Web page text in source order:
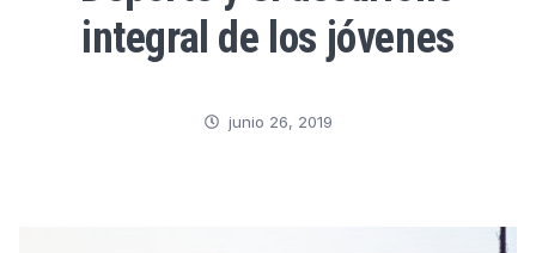
integral de los jóvenes
junio 26, 2019